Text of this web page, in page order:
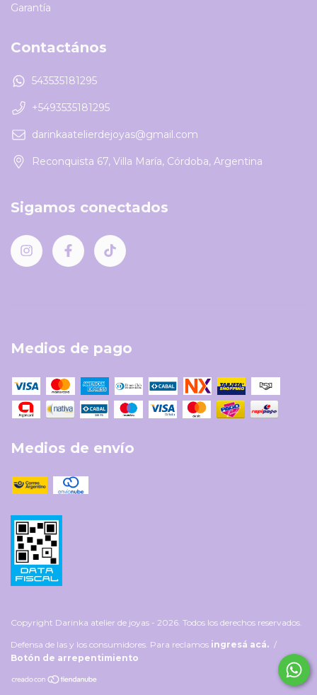
Garantía
Contactános
543535181295
+5493535181295
darinkaatelierdejoyas@gmail.com
Reconquista 67, Villa María, Córdoba, Argentina
Sigamos conectados
Medios de pago
Medios de envío
Copyright Darinka atelier de joyas - 2026. Todos los derechos reservados.
Defensa de las y los consumidores. Para reclamos ingresá acá. /
Botón de arrepentimiento